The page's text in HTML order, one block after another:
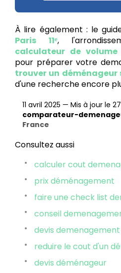
À lire également : le
Paris 11ᵉ,
calculateur de volume
pour préparer votre
trouver un déménageur
d'une recherche encore
11 avril 2025 — Mis à jour le
comparateur-
France
Consultez aussi
calculer cout
prix déménagement
faire une check list
conseil
devis
reduire le cout d'un
devis déménageur